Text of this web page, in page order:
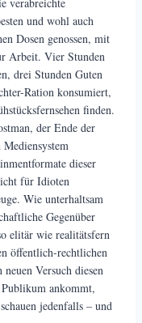
und wohl auch
Dosen genossen, mit
Arbeit. Vier Stunden
drei Stunden Guten
Ration konsumiert,
finden.
der Ende der
dieser
für Idioten
Wie unterhaltsam
Gegenüber
elitär wie realitätsfern
öffentlich-rechtlichen
Versuch diesen
Publikum ankommt,
jedenfalls – und